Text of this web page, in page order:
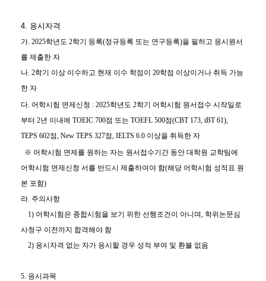
4. 응시자격
가. 2025학년도 2학기 등록(정규등록 또는 연구등록)을 필하고 응시원서
를 제출한 자
나. 2학기 이상 이수하고 현재 이수 학점이 20학점 이상이거나 취득 가능
한 자
다. 어학시험 면제신청 : 2025학년도 2학기 어학시험 원서접수 시작일로
부터 2년 이내에 TOEIC 700점 또는 TOEFL 500점(CBT 173, iBT 61),
TEPS 602점, New TEPS 327점, IELTS 6.0 이상을 취득한 자
※ 어학시험 면제를 원하는 자는 원서접수기간 동안 대학원 교학팀에
어학시험 면제신청 서를 반드시 제출하여야 함(해당 어학시험 성적표 원
본 포함)
라. 주의사항
1) 어학시험은 종합시험을 보기 위한 선행조건이 아니며, 학위논문심
사청구 이전까지 합격해야 함
2) 응시자격 없는 자가 응시할 경우 성적 부여 및 환불 없음
5. 응시과목